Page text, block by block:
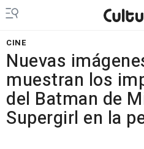
CINE
Nuevas
muestran los
del Batman de
Supergirl en la